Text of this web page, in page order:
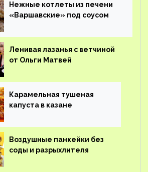
Нежные котлеты из печени
«Варшавские» под соусом
Ленивая лазанья с ветчиной
от Ольги Матвей
Карамельная тушеная
капуста в казане
Воздушные панкейки без
соды и разрыхлителя